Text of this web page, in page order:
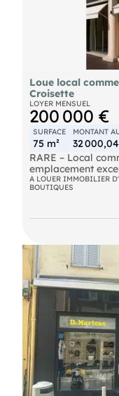
Loue local
Croisette
LOYER MENSUEL
200 000 €
SURFACE
75 m²
MONTANT
32
RARE – Local
emplacement
quelques pas
des Congrès, au
prestigieux et
Ce bien
d’environ 40 m²,
d’exploitation
visibilité et
Idéal pour une
Up Store,
marque premium,
convenir dans le
longue durée
Une opportunité
marché cannois.
A LOUER IMMOBILIER
BOUTIQUES